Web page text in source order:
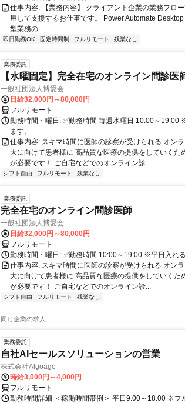
仕事内容: 【業務内容】 クライアント企業の業務フロ
用して支援するお仕事です。 Power Automate
型業務の...
即日勤務OK 固定時間制 フルリモート 残業なし
業務委託
【水曜固定】完全在宅のオンライン問診医
一般社団法人博愛会
日給32,000円～80,000円
フルリモート
勤務時間・曜日: ✅勤務時間 毎週水曜日 10:00～19:00
ます。
仕事内容: スキマ時間に医師の診察が受けられる オン
大に向けて患者様に 高品質な医療の提供をしていくた
が必要です！ ご自宅などでのオンライン診...
シフト自由 フルリモート 残業なし
業務委託
完全在宅のオンライン問診医師
一般社団法人博愛会
日給32,000円～80,000円
フルリモート
勤務時間・曜日: ✅勤務時間 10:00～19:00 ※平日入れ
仕事内容: スキマ時間に医師の診察が受けられる オン
大に向けて患者様に 高品質な医療の提供をしていくた
が必要です！ ご自宅などでのオンライン診...
シフト自由 フルリモート 残業なし
同じ企業の求人
業務委託
自社AIセールスソリューションの営業
株式会社Algoage
時給3,000円～4,000円
フルリモート
勤務時間詳細 ＜稼働時間帯例＞ 平日9:00～18:00 ※